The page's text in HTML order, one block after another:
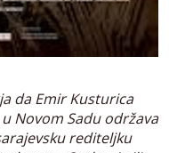
da Emir Kusturica
Novom Sadu održava
rediteljku